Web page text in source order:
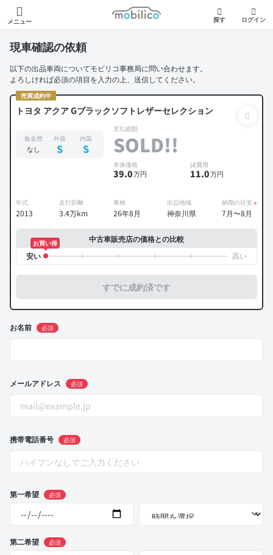
メニュー
モビリコ
探す ログイン
現車確認の依頼
以下の出品車両についてモビリコ事務局に問い合わせます。
よろしければ必須の項目を入力の上、送信してください。
売買成約中
トヨタ アクア Gブラックソフトレザーセレクション
板金歴
なし
外装
S
内装
S
支払総額
SOLD!!
本体価格
39.0万円
諸費用
11.0万円
年式
2013
走行距離
3.4万km
車検
26年8月
出品地域
神奈川県
納期の目安 ※
7月〜8月
中古車販売店の価格との比較
お買い得
すでに成約済です
お名前 必須
メールアドレス 必須
携帯電話番号 必須
第一希望 必須
第二希望 必須